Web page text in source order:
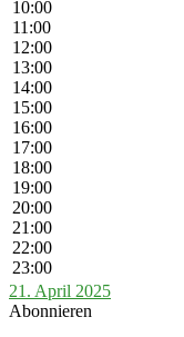
10:00
11:00
12:00
13:00
14:00
15:00
16:00
17:00
18:00
19:00
20:00
21:00
22:00
23:00
21. April 2025
Abonnieren